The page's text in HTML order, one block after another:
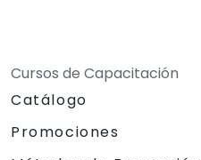
Cursos de Capacitación
Catálogo
Promociones